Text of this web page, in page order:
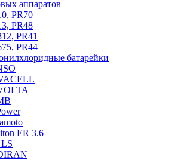
аппаратов
PR70
PR48
PR41
PR44
батарейки
ER 3.6
LS